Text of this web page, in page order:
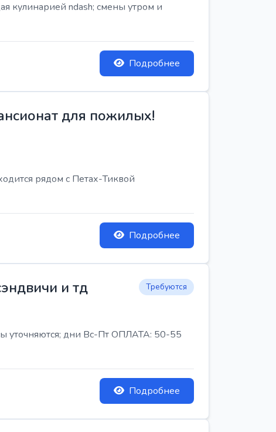
кулинарией ndash; смены утром и
Подробнее
для пожилых!
рядом с Петах-Тиквой
Подробнее
и тд Требуются
уточняются; дни Вс-Пт ОПЛАТА: 50-55
Подробнее